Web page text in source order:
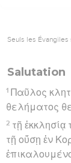
Seuls les
Salutation
1 Παῦλος
θελήματος
2 τῇ ἐκκλησίᾳ
τῇ οὔσῃ ἐν